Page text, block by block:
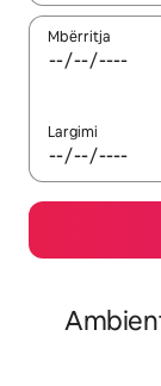
Mbërritja
Largimi